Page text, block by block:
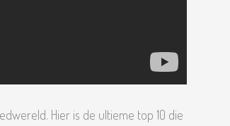
Hier is de ultieme top 10 die